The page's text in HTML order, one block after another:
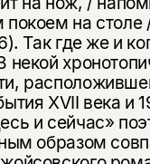
покоем на
Так где же и
некой
XVII века и
и сейчас»
образом